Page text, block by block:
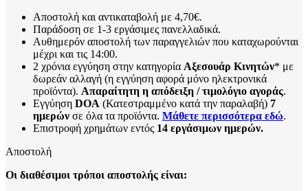
Αποστολή και αντικαταβολή με 4,70€.
Παράδοση σε 1-3 εργάσιμες πανελλαδικά.
Αυθημερόν αποστολή των παραγγελιών που καταχωρούνται
μέχρι και τις 14:00.
2 χρόνια εγγύηση στην κατηγορία Αξεσουάρ Κινητών* με
δωρεάν αλλαγή (η εγγύηση αφορά μόνο ηλεκτρονικά
προϊόντα). Απαραίτητη η απόδειξη / τιμολόγιο αγοράς.
Εγγύηση DOA (Κατεστραμμένο κατά την παραλαβή) 7
ημερών σε όλα τα προϊόντα. Μάθετε περισσότερα εδώ.
Επιστροφή χρημάτων εντός 14 εργάσιμων ημερών.
Αποστολή
Οι διαθέσιμοι τρόποι αποστολής είναι: